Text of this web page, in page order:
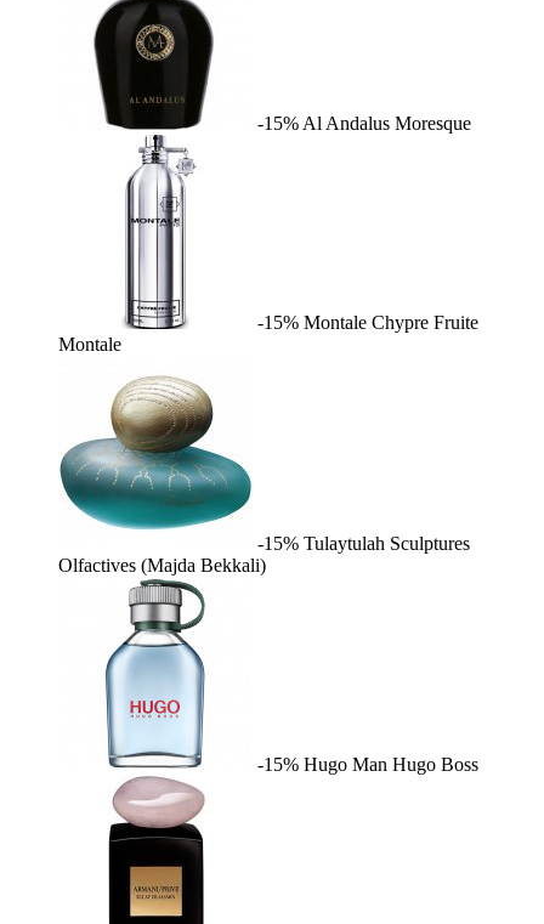
-15% Al Andalus Moresque
-15% Montale Chypre Fruite
Montale
-15% Tulaytulah Sculptures
Olfactives (Majda Bekkali)
-15% Hugo Man Hugo Boss